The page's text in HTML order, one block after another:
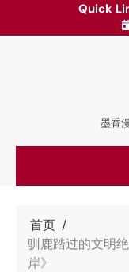
Quick
墨香
首页
驯鹿踏过的文明
岸》